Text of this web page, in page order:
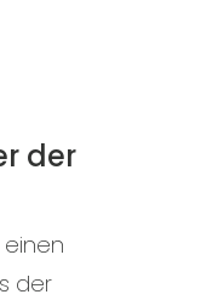
der
der